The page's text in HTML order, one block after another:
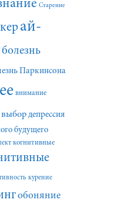
Старение
ай-
болезнь
Паркинсона
внимание
выбор депрессия
будущего
когнитивные
курение
обоняние